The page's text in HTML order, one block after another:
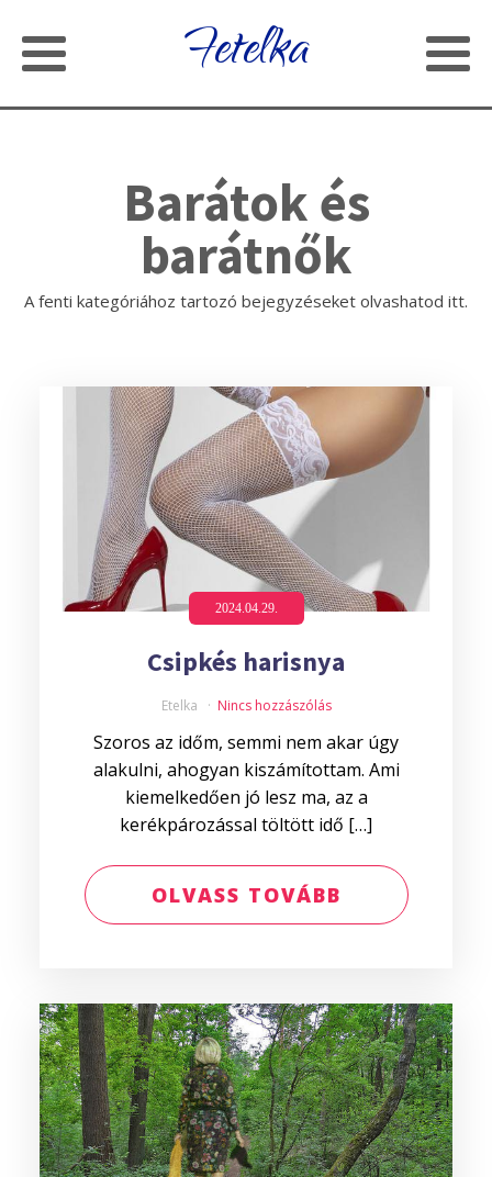
Fetelka
Barátok és
barátnők
A fenti kategóriához tartozó bejegyzéseket olvashatod itt.
2024.04.29.
Csipkés harisnya
Etelka Nincs hozzászólás
Szoros az időm, semmi nem akar úgy
alakulni, ahogyan kiszámítottam. Ami
kiemelkedően jó lesz ma, az a
kerékpározással töltött idő […]
OLVASS TOVÁBB